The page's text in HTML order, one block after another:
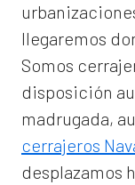
llegaremos
Somos
disposición
madrugada,
cerrajeros
desplazamos